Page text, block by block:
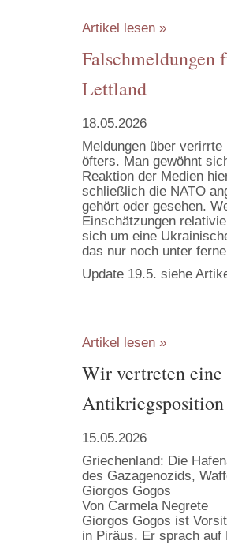
Artikel lesen »
Falschmeldungen
Lettland
18.05.2026
Meldungen über
öfters. Man gewöhnt
Reaktion der Medien
schließlich die NATO
gehört oder gesehen.
Einschätzungen
sich um eine
das nur noch unter
Update 19.5. siehe
Artikel lesen »
Wir vertreten
15.05.2026
Griechenland: Die
des Gazagenozids,
Giorgos Gogos
Von Carmela Negrete
Giorgos Gogos ist
in Piräus. Er sprach auf